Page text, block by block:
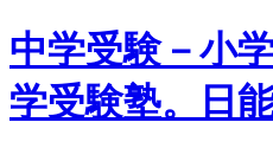
中学受験－小
学受験塾。日